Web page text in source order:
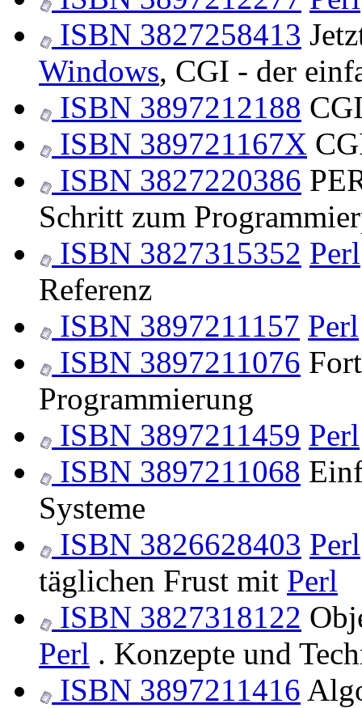
ISBN 3827258413
Windows, CGI - der
ISBN 3897212188
ISBN 389721167X
ISBN 3827220386
Schritt zum
ISBN 3827315352 Perl
Referenz
ISBN 3897211157 Perl
ISBN 3897211076
Programmierung
ISBN 3897211459 Perl
ISBN 3897211068
Systeme
ISBN 3826628403 Perl
täglichen Frust mit Perl
ISBN 3827318122
Perl . Konzepte und
ISBN 3897211416